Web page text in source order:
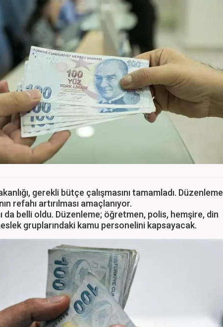
gerekli bütçe çalışmasını tamamladı. Düzenleme
refahı artırılması amaçlanıyor.
da belli oldu. Düzenleme; öğretmen, polis, hemşire, din
gruplarındaki kamu personelini kapsayacak.